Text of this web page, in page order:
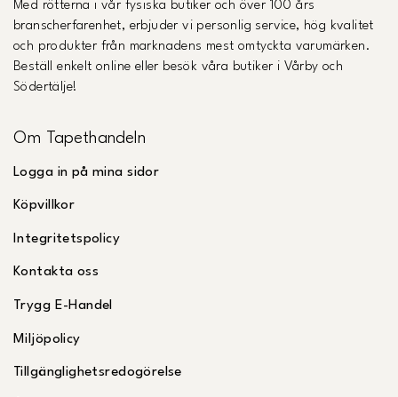
Med rötterna i vår fysiska butiker och över 100 års
branscherfarenhet, erbjuder vi personlig service, hög kvalitet
och produkter från marknadens mest omtyckta varumärken.
Beställ enkelt online eller besök våra butiker i Vårby och
Södertälje!
Om Tapethandeln
Logga in på mina sidor
Köpvillkor
Integritetspolicy
Kontakta oss
Trygg E-Handel
Miljöpolicy
Tillgänglighetsredogörelse